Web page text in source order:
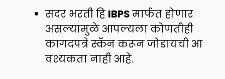
सदर भरती हि IBPSमार्फत होणार
असल्यामुळे आपल्यला कोणतीही
कागदपत्रे स्कॅन करून जोडायची आ
वश्यकता नाही आहे.